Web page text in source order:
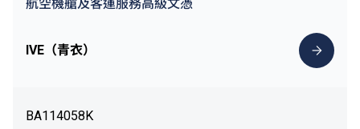
航空機艙及客運服務高級文憑
IVE（青衣）
BA114058K